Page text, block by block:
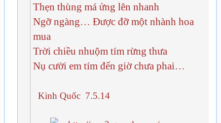
Thẹn thùng má ửng lên nhanh
Ngỡ ngàng… Được đỡ một nhành hoa
mua
Trời chiều nhuộm tím rừng thưa
Nụ cười em tím đến giờ chưa phai…
Kinh Quốc 7.5.14